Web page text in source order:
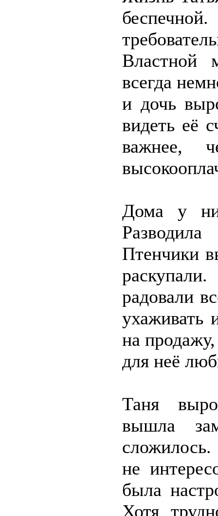
Властной
всегда
и дочь
видеть её
важнее,
Дома у
Птенчики
радовали
ухаживать
на
для неё
Таня
вышла
не
была
Хотя